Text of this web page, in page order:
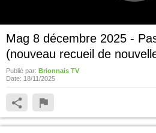
Mag 8 décembre 2025 -
(nouveau recueil de
Publié par: Brionnais TV
Date: 18/11/2025